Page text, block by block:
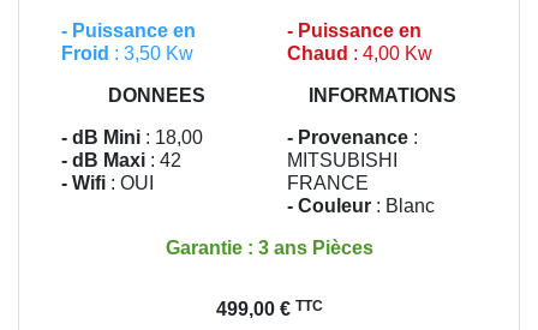
- Puissance en
Froid : 3,50 Kw
- Puissance en
Chaud : 4,00 Kw
DONNEES
- dB Mini : 18,00
- dB Maxi : 42
- Wifi : OUI
INFORMATIONS
- Provenance :
MITSUBISHI
FRANCE
- Couleur : Blanc
Garantie : 3 ans Pièces
499,00 € TTC